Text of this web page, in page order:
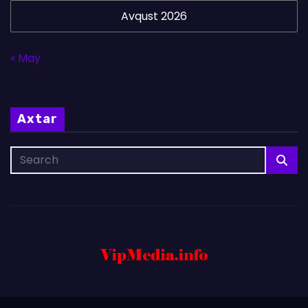
Avqust 2026
« May
Axtar